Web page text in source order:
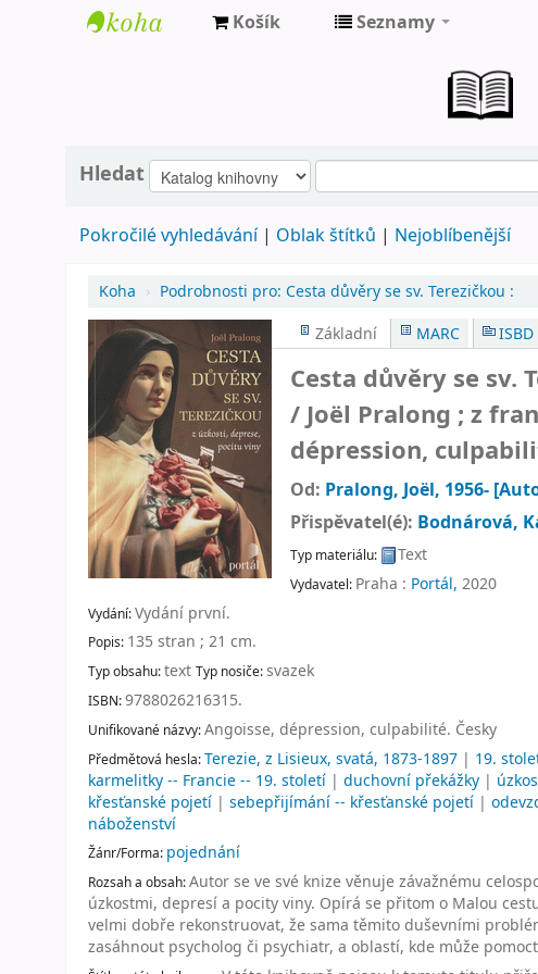
Město
Metují
Košík Seznamy
Hledat
Pokročilé vyhledávání Oblak štítků Nejoblíbenější
Koha › Podrobnosti pro: Cesta důvěry se sv. Terezičkou :
Základní MARC ISBD
Cesta důvěry se sv.
/ Joël Pralong ; z
dépression,
Od: Pralong, Joël, 1956-
Přispěvatel(é): Bodnárová,
Typ materiálu: Text
Vydavatel: Praha : Portál, 2020
Vydání:Vydání první.
Popis: 135 stran ; 21 cm.
Typ obsahu:text Typ nosiče:svazek
ISBN:9788026216315.
Unifikované názvy:Angoisse, dépression, culpabilité. Česky
Předmětová hesla:Terezie, z Lisieux, svatá, 1873-1897 | 19.
karmelitky -- Francie -- 19. století | duchovní překážky |
křesťanské pojetí | sebepřijímání -- křesťanské pojetí |
náboženství
Žánr/Forma: pojednání
Rozsah a obsah:Autor se ve své knize věnuje závažnému
úzkostmi, depresí a pocity viny. Opírá se přitom o Malou
velmi dobře rekonstruovat, že sama těmito duševními
zasáhnout psycholog či psychiatr, a oblastí, kde může